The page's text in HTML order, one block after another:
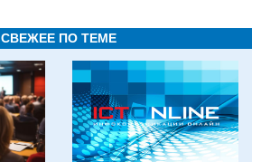
СВЕЖЕЕ ПО ТЕМЕ